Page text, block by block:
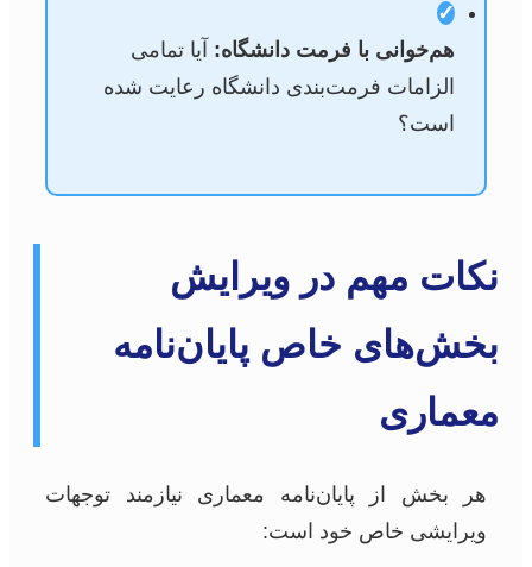
✓
هم‌خوانی با فرمت دانشگاه: آیا تمامی
الزامات فرمت‌بندی دانشگاه رعایت شده
است؟
نکات مهم در ویرایش
بخش‌های خاص پایان‌نامه
معماری
هر بخش از پایان‌نامه معماری نیازمند توجهات
ویرایشی خاص خود است: